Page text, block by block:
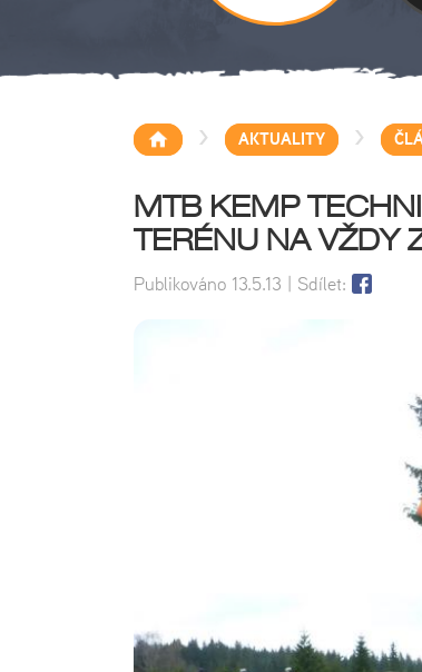
> AKTUALITY >
MTB KEMP
TERÉNU NA VŽDY
Publikováno 13.5.13 | Sdílet: